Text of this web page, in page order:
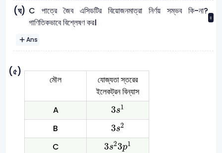
(ঘ) C পাত্রে জৈব এসিডটির বিয়োজনমাত্রা নির্ণয় সম্ভব কি-না?
গাণিতিকভাবে বিশ্লেষণ কর।
৪
Ans
(৫)
মৌল
যোজ্যতা স্তরের
ইলেকট্রন বিন্যাস
A
3s1
3s1
B 3s2
3s2
C 3s23p1
3s23p1